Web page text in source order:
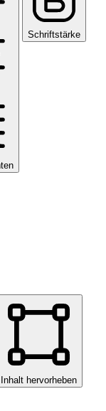
Schriftstärke
Inhalt hervorheben